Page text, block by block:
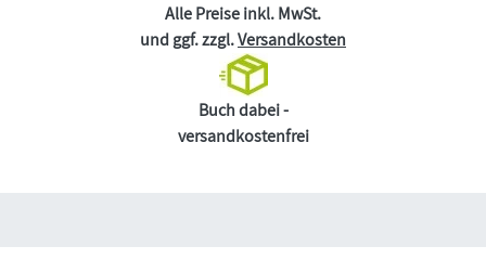
Alle Preise inkl. MwSt.
und ggf. zzgl.Versandkosten
Buch dabei -
versandkostenfrei